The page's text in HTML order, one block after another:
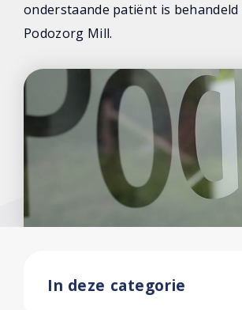
onderstaande patiënt is
Podozorg Mill.
In deze categorie